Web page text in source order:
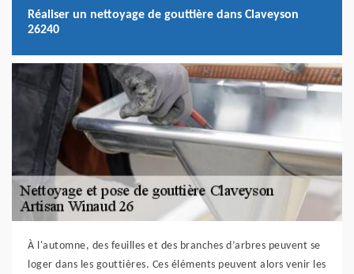
Réaliser un nettoyage de gouttière dans Claveyson
26240
À l'automne, des feuilles et des branches d’arbres peuvent se
loger dans les gouttières. Ces éléments peuvent alors venir les